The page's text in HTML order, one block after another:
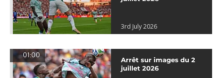
3rd July 2026
01:00
Arrêt sur images du 2
juillet 2026